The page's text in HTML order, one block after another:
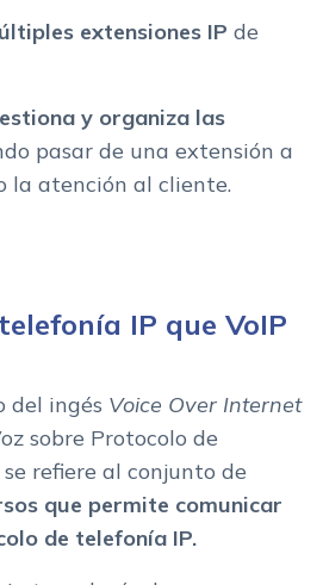
extensiones IP de
y organiza las
pasar de una extensión a
la atención al cliente.
IP que VoIP
del ingés Voice Over Internet
sobre Protocolo de
refiere al conjunto de
que permite comunicar
de telefonía IP.